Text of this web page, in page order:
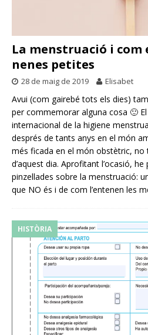
La menstruació i com
nenes petites
28 de maig de 2019 Elisabet
Avui (com gairebé tots els dies)
per commemorar alguna cosa 🙂
internacional de la higiene
després de tants anys en el món
més ficada en el món obstètric, no
d’aquest dia. Aprofitant l’ocasió,
pinzellades sobre la menstruació:
que NO és i de com l’entenen les
HISTÒRIA